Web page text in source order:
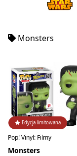
Monsters
Edycja limitowana
Pop! Vinyl: Filmy
Monsters